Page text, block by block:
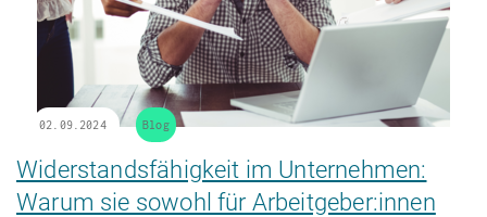
02.09.2024 Blog
Widerstandsfähigkeit im Unternehmen:
Warum sie sowohl für Arbeitgeber:innen